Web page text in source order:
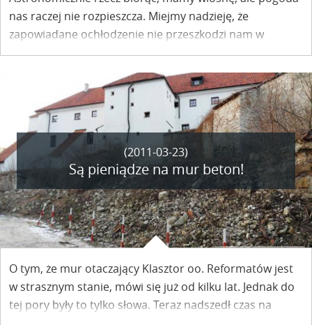
nas raczej nie rozpieszcza. Miejmy nadzieję, że
zapowiadane ochłodzenie nie przeszkodzi nam w
wiosennych spacerach po Kazimierzu i okolicach. Tym
razem proponujemy wycieczkę po mieście szlakiem willi
modernistycznych.
(2011-03-23)
Są pieniądze na mur beton!
O tym, że mur otaczający Klasztor oo. Reformatów jest
w strasznym stanie, mówi się już od kilku lat. Jednak do
tej pory były to tylko słowa. Teraz nadszedł czas na